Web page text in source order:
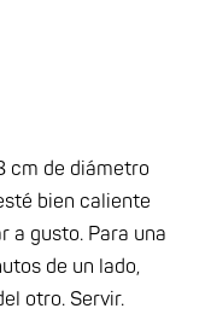
cm de diámetro
bien caliente
a gusto. Para una
de un lado,
otro. Servir.